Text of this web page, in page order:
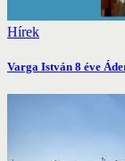
Hírek
Varga István 8 éve